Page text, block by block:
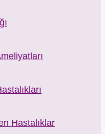
Hastalıklar